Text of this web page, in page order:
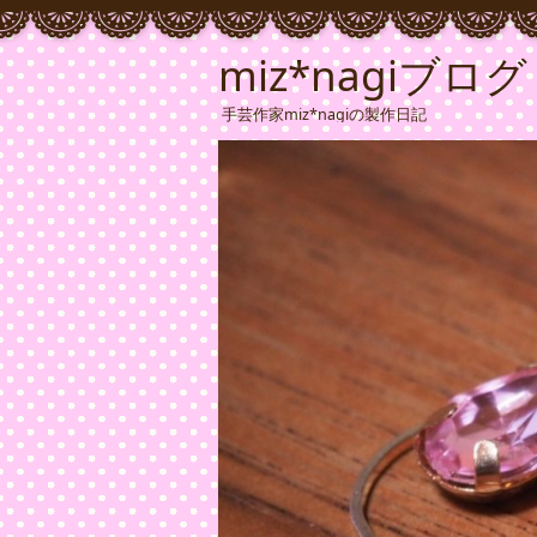
miz*nagiブログ
手芸作家miz*nagiの製作日記